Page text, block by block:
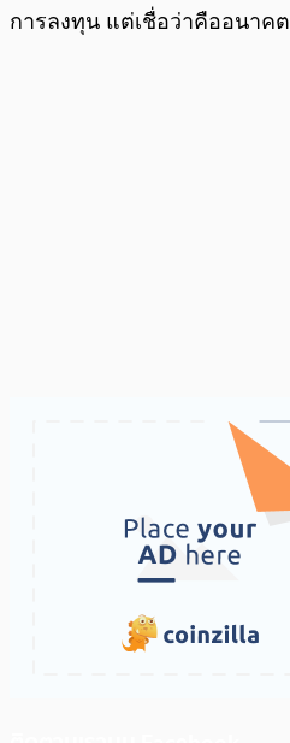
การลงทุน แต่เชื่อว่าคืออนาค